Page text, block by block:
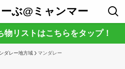
ぶ@ミャンマー
物リストはこちらをタップ！
ダレー地方域 マンダレー